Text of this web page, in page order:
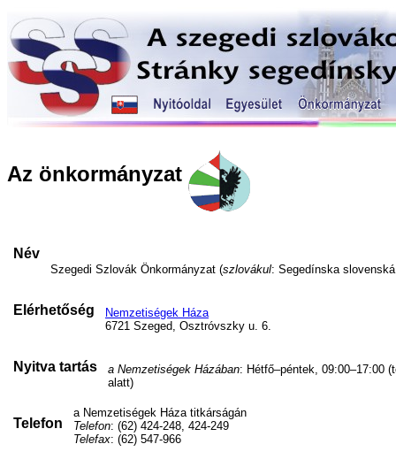
Az önkormányzat
Név
Szegedi Szlovák Önkormányzat (szlovákul: Segedínska
Elérhetőség
Nemzetiségek Háza
6721 Szeged, Osztróvszky u. 6.
Nyitva tartás a Nemzetiségek Házában: Hétfő–péntek, 09:00–17:00
alatt)
Telefon
a Nemzetiségek Háza titkárságán
Telefon: (62) 424-248, 424-249
Telefax: (62) 547-966